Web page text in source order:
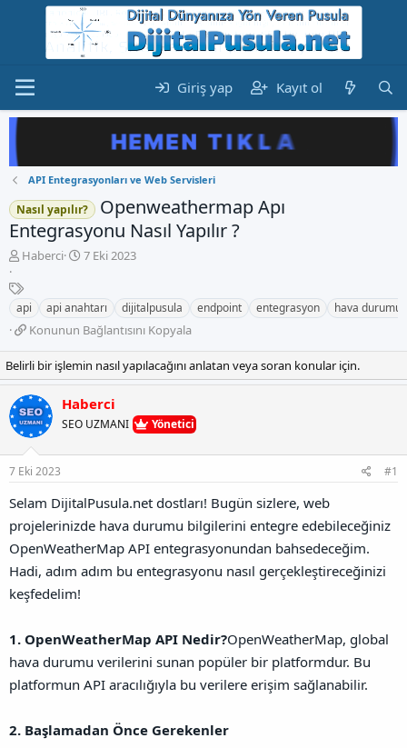
Giriş yap Kayıt ol
API Entegrasyonları ve Web Servisleri
Nasıl yapılır?
Openweathermap Apı
Entegrasyonu Nasıl Yapılır ?
K
n
b
u
y
u
b
a
ş
l
a
t
a
Haberci
B
l
a
n
g
ı
ç
t
a
i
7 Eki 2023
E
t
i
e
t
l
e
r
api api anahtarı dijitalpusula endpoint entegrasyon hava durumu
K
n
u
n
u
n
ğ
a
n
ı
s
ı
K
o
y
a
Konunun Bağlantısını Kopyala
Belirli bir işlemin nasıl yapılacağını anlatan veya soran konular için.
Haberci
SEO UZMANI Yönetici
7 Eki 2023 #1
Selam DijitalPusula.net dostları! Bugün sizlere, web
projelerinizde hava durumu bilgilerini entegre edebileceğiniz
OpenWeatherMap API entegrasyonundan bahsedeceğim.
Hadi, adım adım bu entegrasyonu nasıl gerçekleştireceğinizi
keşfedelim!
1. OpenWeatherMap API Nedir?OpenWeatherMap, global
hava durumu verilerini sunan popüler bir platformdur. Bu
platformun API aracılığıyla bu verilere erişim sağlanabilir.
2. Başlamadan Önce Gerekenler